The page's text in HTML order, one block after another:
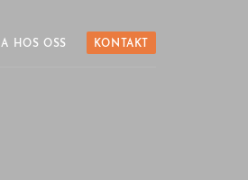
HOS OSS KONTAKT